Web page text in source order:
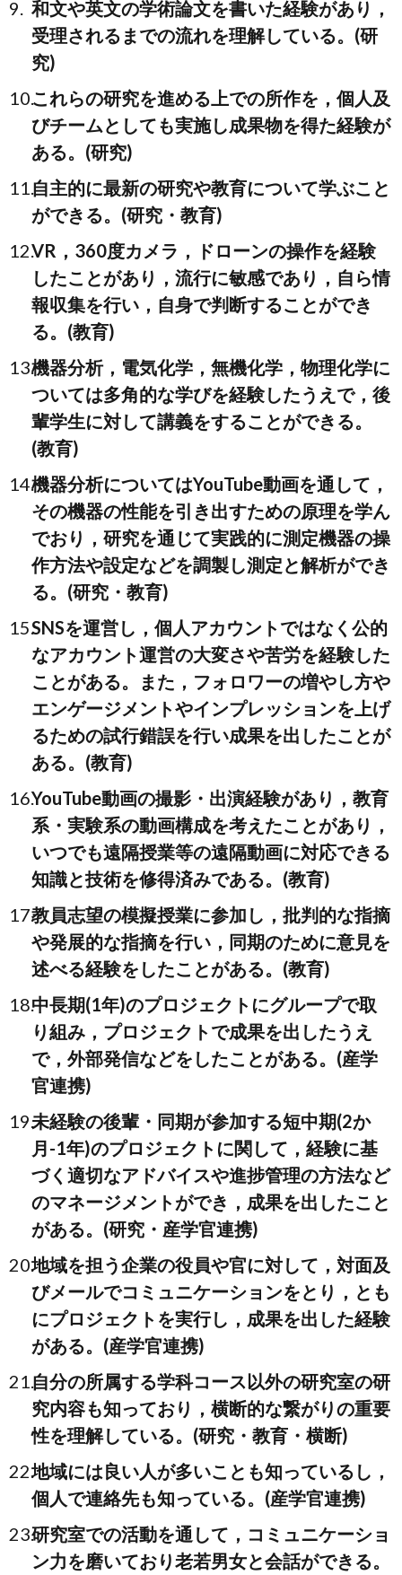
和文や英文の学術論文を書いた経験があり，
受理されるまでの流れを理解している。(研
究)
これらの研究を進める上での所作を，個人及
びチームとしても実施し成果物を得た経験が
ある。(研究)
自主的に最新の研究や教育について学ぶこと
ができる。(研究・教育)
VR，360度カメラ，ドローンの操作を経験
したことがあり，流行に敏感であり，自ら情
報収集を行い，自身で判断することができ
る。(教育)
機器分析，電気化学，無機化学，物理化学に
ついては多角的な学びを経験したうえで，後
輩学生に対して講義をすることができる。
(教育)
機器分析についてはYouTube動画を通して，
その機器の性能を引き出すための原理を学ん
でおり，研究を通じて実践的に測定機器の操
作方法や設定などを調製し測定と解析ができ
る。(研究・教育)
SNSを運営し，個人アカウントではなく公的
なアカウント運営の大変さや苦労を経験した
ことがある。また，フォロワーの増やし方や
エンゲージメントやインプレッションを上げ
るための試行錯誤を行い成果を出したことが
ある。(教育)
YouTube動画の撮影・出演経験があり，教育
系・実験系の動画構成を考えたことがあり，
いつでも遠隔授業等の遠隔動画に対応できる
知識と技術を修得済みである。(教育)
教員志望の模擬授業に参加し，批判的な指摘
や発展的な指摘を行い，同期のために意見を
述べる経験をしたことがある。(教育)
中長期(1年)のプロジェクトにグループで取
り組み，プロジェクトで成果を出したうえ
で，外部発信などをしたことがある。(産学
官連携)
未経験の後輩・同期が参加する短中期(2か
月-1年)のプロジェクトに関して，経験に基
づく適切なアドバイスや進捗管理の方法など
のマネージメントができ，成果を出したこと
がある。(研究・産学官連携)
地域を担う企業の役員や官に対して，対面及
びメールでコミュニケーションをとり，とも
にプロジェクトを実行し，成果を出した経験
がある。(産学官連携)
自分の所属する学科コース以外の研究室の研
究内容も知っており，横断的な繋がりの重要
性を理解している。(研究・教育・横断)
地域には良い人が多いことも知っているし，
個人で連絡先も知っている。(産学官連携)
研究室での活動を通して，コミュニケーショ
ン力を磨いており老若男女と会話ができる。